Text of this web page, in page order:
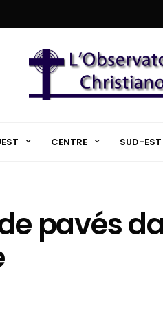
CENTRE SUD-EST
pavés